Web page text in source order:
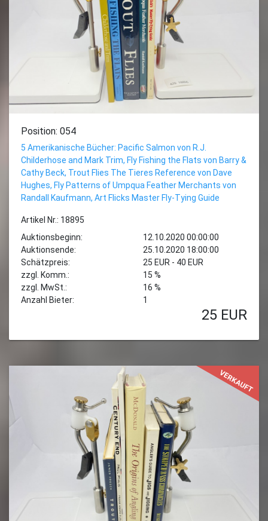
Position: 054
5 Amerikanische Bücher: Pacific Salmon von R.J.
Childerhose and Mark Trim, Fly Fishing the Flats von Barry &
Cathy Beck, Trout Flies The Tieres Reference von Dave
Hughes, Fly Patterns of Umpqua Feather Merchants von
Randall Kaufmann, Art Flicks Master Fly-Tying Guide
Artikel Nr.: 18895
Auktionsbeginn:
12.10.2020 00:00:00
Auktionsende:
25.10.2020 18:00:00
Schätzpreis:
25 EUR - 40 EUR
zzgl. Komm.:
15 %
zzgl. MwSt.:
16 %
Anzahl Bieter:
1
25 EUR
VERKAUFT